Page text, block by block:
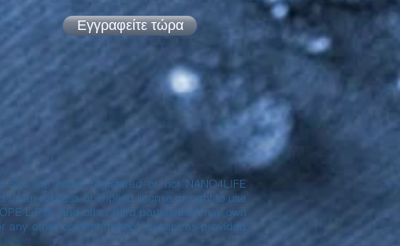
Εγγραφείτε τώρα
Site are either registered or not NANO4LIFE
as an express or implied license or right to use
L.P.® and other third parties that may own
any other content thereof, except as provided